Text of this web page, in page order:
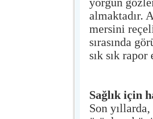
almaktadır.
mersini
sırasında
sık sık
Sağlık için
Son